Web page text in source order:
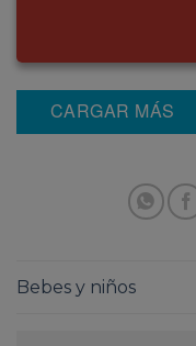
CARGAR MÁS
Bebes y niños